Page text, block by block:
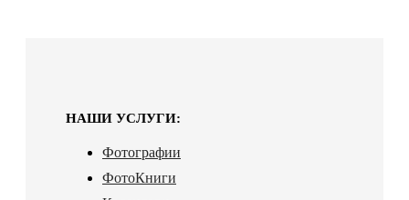
НАШИ УСЛУГИ:
Фотографии
ФотоКниги